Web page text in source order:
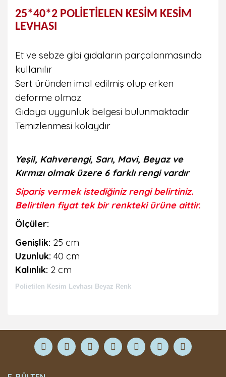
25*40*2 POLİETİELEN KESİM KESİM
LEVHASI
Et ve sebze gibi gıdaların parçalanmasında
kullanılır
Sert üründen imal edilmiş olup erken
deforme olmaz
Gıdaya uygunluk belgesi bulunmaktadır
Temizlenmesi kolaydır
Yeşil, Kahverengi, Sarı, Mavi, Beyaz ve
Kırmızı olmak üzere 6 farklı rengi vardır
Sipariş vermek istediğiniz rengi belirtiniz.
Belirtilen fiyat tek bir renkteki ürüne aittir.
Ölçüler:
Genişlik: 25 cm
Uzunluk: 40 cm
Kalınlık: 2 cm
Polietilen Kesim Levhası Beyaz Renk
Yorum Yaz